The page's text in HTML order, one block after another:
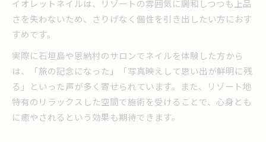
イオレットネイルは、リゾートの雰囲気に調和しつつも上品
さを失わないため、さりげなく個性を引き出したい方におす
すめです。
実際に石垣島や恩納村のサロンでネイルを体験した方から
は、「旅の記念になった」「写真映えして思い出が鮮明に残
る」といった声が多く寄せられています。また、リゾート地
特有のリラックスした空間で施術を受けることで、心身とも
に癒やされるという効果も期待できます。